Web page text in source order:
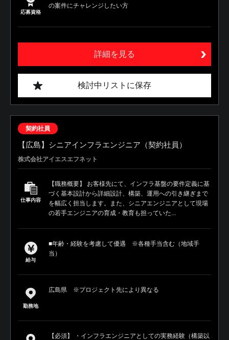
応募資格
の案件にチャレンジしたい方
詳細を見る
検討中リストに保存
契約社員
【広島】シニアインフラエンジニア（契約社員）
株式会社アイエスエフネット
仕事内容
【職務概要】 お客様先にて、インフラ基盤の要件定義に基
づく基本設計から詳細設計、構築、運用への引き継ぎまで
を幅広く担当します。また、シニアエンジニアとして現場
の若手エンジニアの育成・教育も担っていた...
給与
■年齢・経験を考慮して優遇 ※各種手当含む（地域手
当）
勤務地
広島県 ※プロジェクト先により異なる
【必須】 ・インフラエンジニアとしての実務経験（構築以